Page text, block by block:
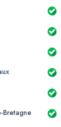
Bretagne